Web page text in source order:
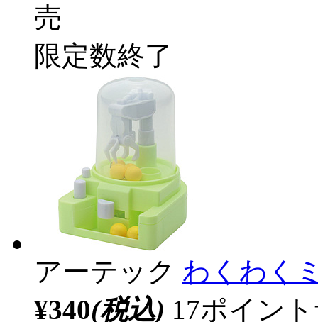
売
限定数終了
アーテック わくわく
¥340(税込) 17ポイン